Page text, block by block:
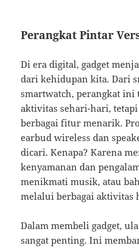
Perangkat Pintar
Di era digital, gadget
dari kehidupan kita. Dari
smartwatch, perangkat ini
aktivitas sehari-hari,
berbagai fitur menarik.
earbud wireless dan
dicari. Kenapa? Karena
kenyamanan dan
menikmati musik, atau
melalui berbagai aktivitas
Dalam membeli gadget,
sangat penting. Ini